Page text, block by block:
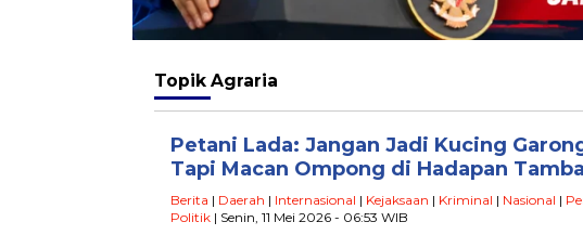
Topik Agraria
Petani Lada: Jangan Jadi Kucing
Tapi Macan Ompong di Hadapan
Berita | Daerah | Internasional | Kejaksaan | Kriminal | Nasional |
Politik | Senin, 11 Mei 2026 - 06:53 WIB